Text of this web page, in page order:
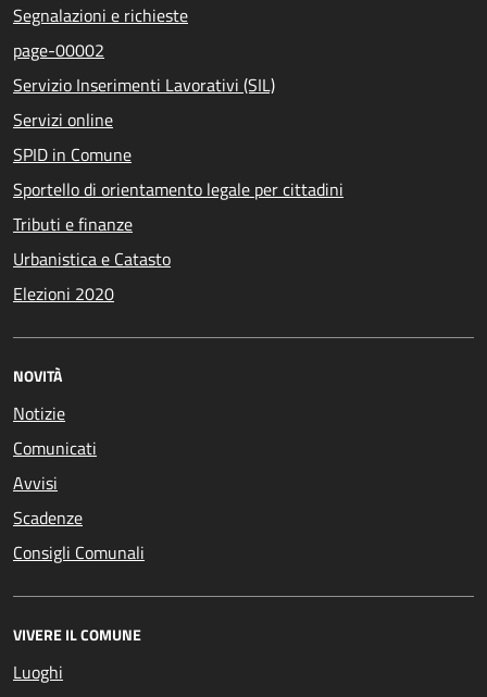
Segnalazioni e richieste
page-00002
Servizio Inserimenti Lavorativi (SIL)
Servizi online
SPID in Comune
Sportello di orientamento legale per cittadini
Tributi e finanze
Urbanistica e Catasto
Elezioni 2020
NOVITÀ
Notizie
Comunicati
Avvisi
Scadenze
Consigli Comunali
VIVERE IL COMUNE
Luoghi